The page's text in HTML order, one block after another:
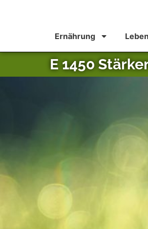
Ernährung
E 1450